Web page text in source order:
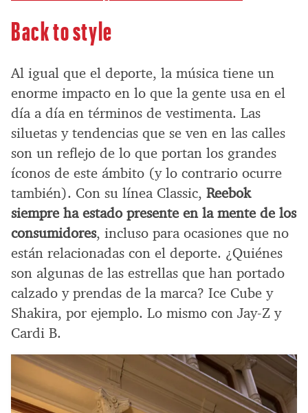
Back to style
Al igual que el deporte, la música tiene un
enorme impacto en lo que la gente usa en el
día a día en términos de vestimenta. Las
siluetas y tendencias que se ven en las calles
son un reflejo de lo que portan los grandes
íconos de este ámbito (y lo contrario ocurre
también). Con su línea Classic, Reebok
siempre ha estado presente en la mente de los
consumidores, incluso para ocasiones que no
están relacionadas con el deporte. ¿Quiénes
son algunas de las estrellas que han portado
calzado y prendas de la marca? Ice Cube y
Shakira, por ejemplo. Lo mismo con Jay-Z y
Cardi B.